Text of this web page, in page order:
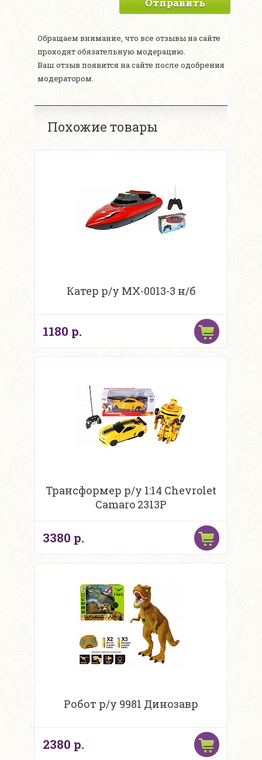
Отправить
Обращаем внимание, что все отзывы на сайте
проходят обязательную модерацию.
Ваш отзыв появится на сайте после одобрения
модератором.
Похожие товары
Катер р/у MX-0013-3 н/б
1180 р.
Трансформер р/у 1:14 Chevrolet
Camaro 2313P
3380 р.
Робот р/у 9981 Динозавр
2380 р.